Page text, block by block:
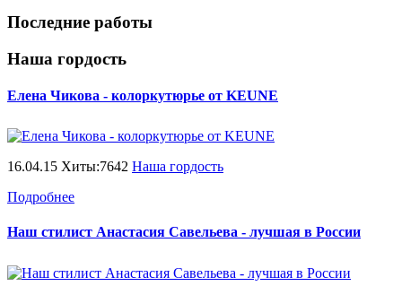
Последние работы
Наша гордость
Елена Чикова - колоркутюрье от KEUNE
16.04.15 Хиты:7642 Наша гордость
Подробнее
Наш стилист Анастасия Савельева - лучшая в России